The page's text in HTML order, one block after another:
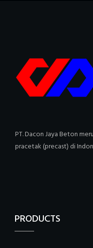
PT. Dacon Jaya Beton
pracetak (precast) di
PRODUCTS